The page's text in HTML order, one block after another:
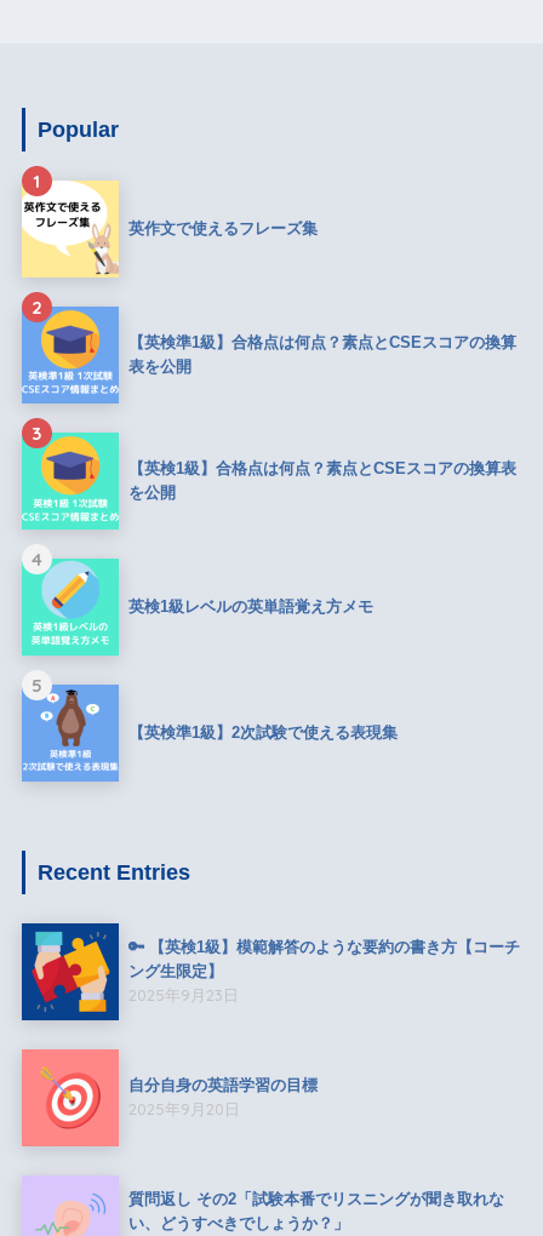
Popular
1
英作文で使えるフレーズ集
2
【英検準1級】合格点は何点？素点とCSEスコアの換算
表を公開
3
【英検1級】合格点は何点？素点とCSEスコアの換算表
を公開
4
英検1級レベルの英単語覚え方メモ
5
【英検準1級】2次試験で使える表現集
Recent Entries
🔑 【英検1級】模範解答のような要約の書き方【コーチ
ング生限定】
2025年9月23日
自分自身の英語学習の目標
2025年9月20日
質問返し その2「試験本番でリスニングが聞き取れな
い、どうすべきでしょうか？」